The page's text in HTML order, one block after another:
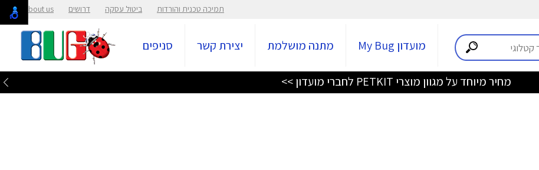
תמיכה טכנית והורדות ביטול עסקה דרושים About us
מועדון My Bug מתנה מושלמת יצירת קשר סניפים
מחיר מיוחד על מגוון מוצרי PETKIT לחברי מועדון >>